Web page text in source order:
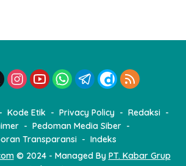
Kode Etik Privacy Policy
Redaksi
Pedoman Media Siber
Transparansi
Indeks
© 2024 - Managed By PT. Kabar Grup